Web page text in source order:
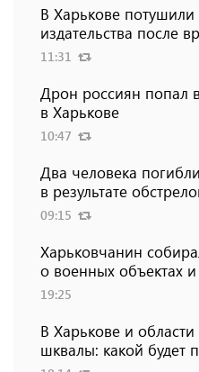
В Харькове
издательства после
11:31
Дрон россиян попал
в Харькове
10:47
Два человека
в результате
09:15
Харьковчанин
о военных объектах
19:25
В Харькове и
шквалы: какой будет